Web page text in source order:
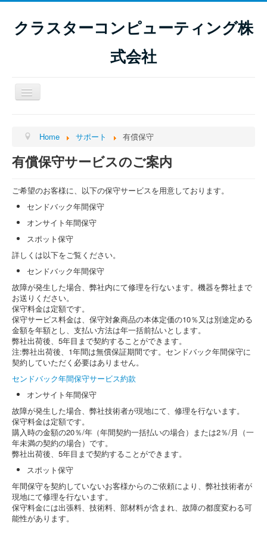
クラスターコンピューティング株
式会社
Toggle
Navigation
サーバ販売
サービス
会社情報
オンラインストア
Home サポート 有償保守
有償保守サービスのご案内
ご希望のお客様に、以下の保守サービスを用意しております。
センドバック年間保守
オンサイト年間保守
スポット保守
詳しくは以下をご覧ください。
センドバック年間保守
故障が発生した場合、弊社内にて修理を行ないます。機器を弊社まで
お送りください。
保守料金は定額です。
保守サービス料金は、保守対象商品の本体定価の10％又は別途定める
金額を年額とし、支払い方法は年一括前払いとします。
弊社出荷後、5年目まで契約することができます。
注:弊社出荷後、1年間は無償保証期間です。センドバック年間保守に
契約していただく必要はありません。
センドバック年間保守サービス約款
オンサイト年間保守
故障が発生した場合、弊社技術者が現地にて、修理を行ないます。
保守料金は定額です。
購入時の金額の20％/年（年間契約一括払いの場合）または2％/月（一
年未満の契約の場合）です。
弊社出荷後、5年目まで契約することができます。
スポット保守
年間保守を契約していないお客様からのご依頼により、弊社技術者が
現地にて修理を行ないます。
保守料金には出張料、技術料、部材料が含まれ、故障の都度変わる可
能性があります。